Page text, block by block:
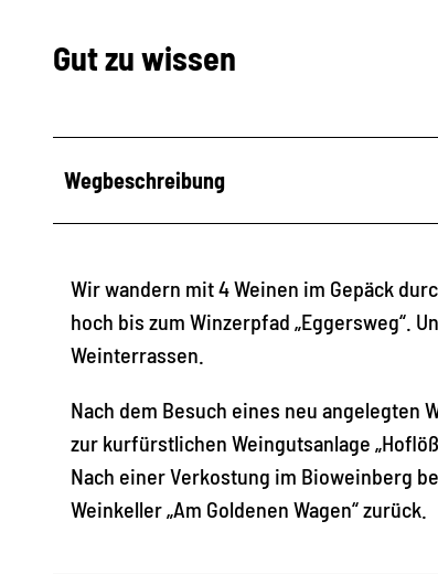
Gut zu wissen
Wegbeschreibung
Wir wandern mit 4 Weinen im Gepäck
hoch bis zum Winzerpfad „Eggersweg“.
Weinterrassen.
Nach dem Besuch eines neu angelegten
zur kurfürstlichen Weingutsanlage
Nach einer Verkostung im Bioweinberg
Weinkeller „Am Goldenen Wagen“ zurück.